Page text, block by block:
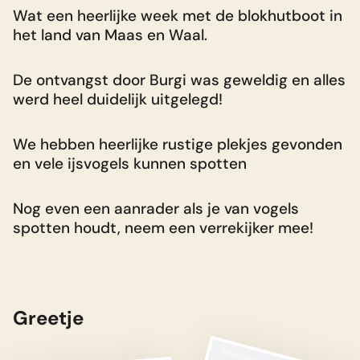
Natuur & Rust
Biesbosch
is misschien wel het mooiste
waterrijke natuurgebied van
Nederland. De natuur was nog nooit zo
dichtbij!
Lees verder
Land van Maas en Waal
mogelijkheden in de buurt. Het land
Wat een heerlijke week met de blokhutboot in
het land van Maas en Waal.
De ontvangst door Burgi was geweldig en alles
werd heel duidelijk uitgelegd!
We hebben heerlijke rustige plekjes gevonden
en vele ijsvogels kunnen spotten
Nog even een aanrader als je van vogels
spotten houdt, neem een verrekijker mee!
Greetje